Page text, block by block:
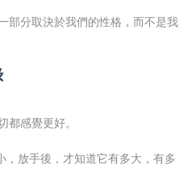
部分取決於我們的性格，而不是我
都感覺更好。
放手後，才知道它有多大，有多